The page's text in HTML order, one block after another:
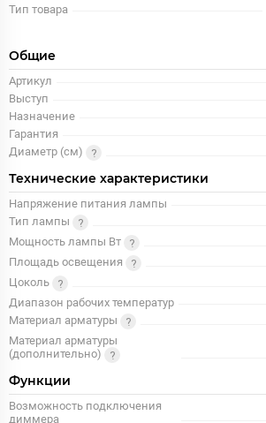
Тип товара
Общие
Артикул
Выступ
Назначение
Гарантия
Диаметр (см)
Технические характеристики
Напряжение питания лампы
Тип лампы
Мощность лампы Вт
Площадь освещения
Цоколь
Диапазон рабочих температур
Материал арматуры
Материал арматуры
(дополнительно)
Функции
Возможность подключения
диммера